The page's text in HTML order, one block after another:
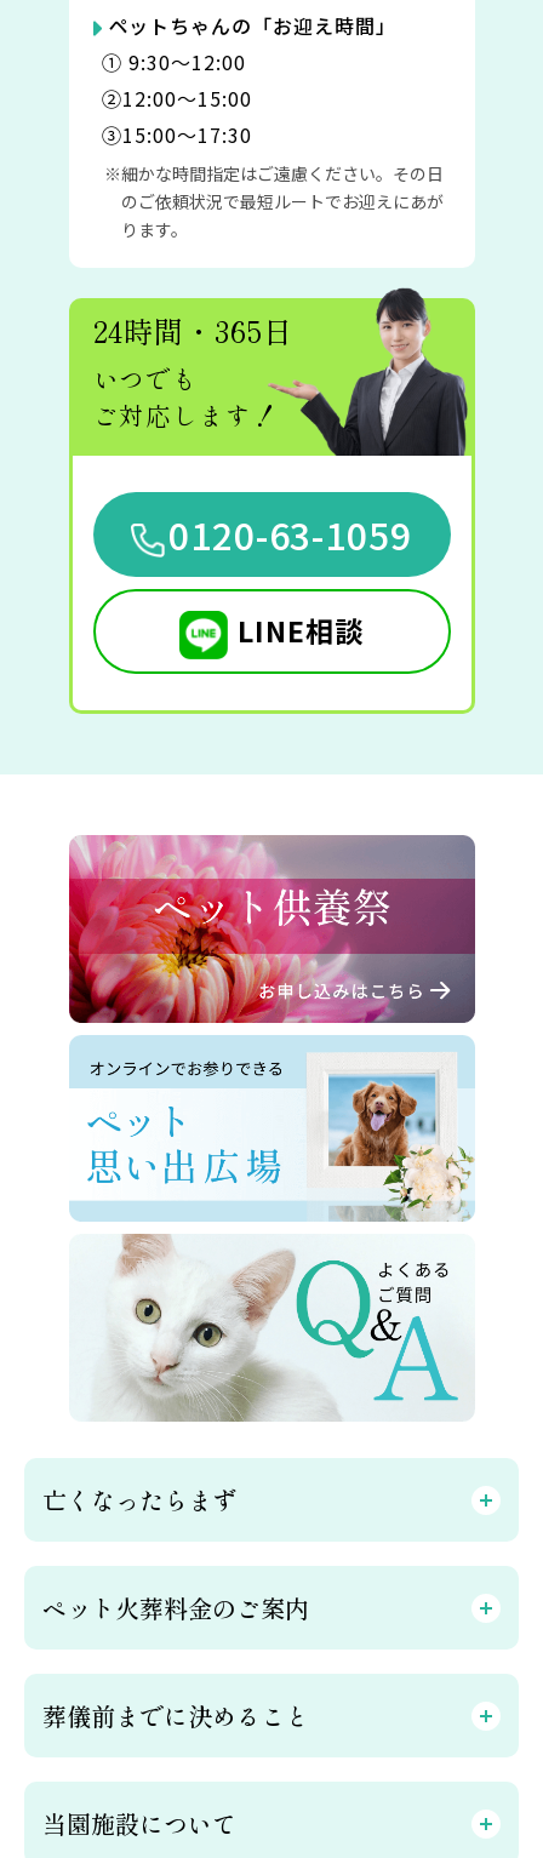
ペットちゃんの「お迎え時間」
① 9:30〜12:00
②12:00〜15:00
③15:00〜17:30
細かな時間指定はご遠慮ください。その日
のご依頼状況で最短ルートでお迎えにあが
ります。
24時間・365日
いつでも
ご対応します！
0120-63-1059
LINE相談
亡くなったらまず
ペット火葬料金のご案内
葬儀前までに決めること
当園施設について